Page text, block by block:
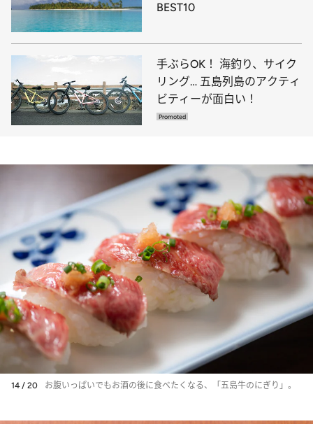
BEST10
手ぶらOK！ 海釣り、サイク
リング… 五島列島のアクティ
ビティーが面白い！
14 / 20 お腹いっぱいでもお酒の後に食べたくなる、「五島牛のにぎり」。